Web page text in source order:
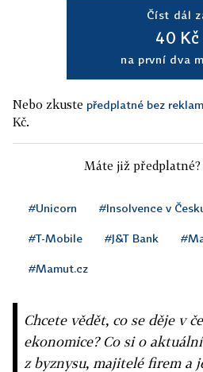
Číst dál
40 Kč
na první dva
Nebo zkuste předplatné bez
Kč.
Máte již předplatné?
#Unicorn #Insolvence v
#T-Mobile #J&T Bank
#Mamut.cz
Chcete vědět, co se děje v
ekonomice? Co si o
z byznysu, majitelé firem a